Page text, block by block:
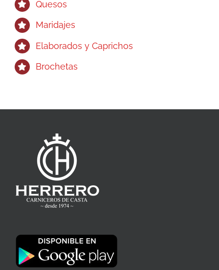
Quesos
Maridajes
Elaborados y Caprichos
Brochetas